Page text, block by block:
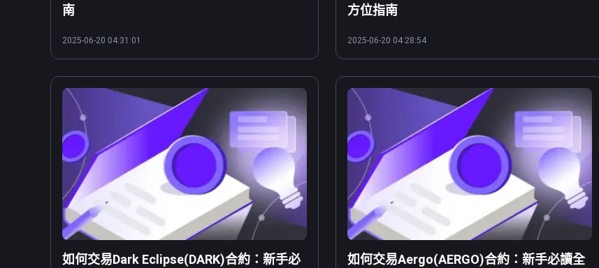
南
2025-06-20 04:31:01
方位指南
2025-06-20 04:28:54
如何交易Dark Eclipse(DARK)合約：新手必
如何交易Aergo(AERGO)合約：新手必讀全